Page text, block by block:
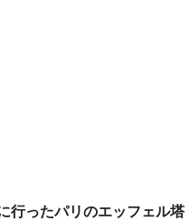
行ったパリのエッフェル塔